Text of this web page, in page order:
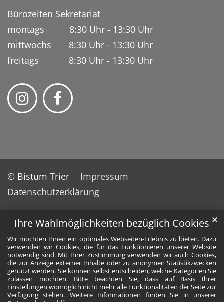
Ihre Wahlmöglichkeiten bezüglich Cookies
Wir möchten Ihnen ein optimales Webseiten-Erlebnis zu bieten. Dazu
verwenden wir Cookies, die für das Funktionieren unserer Website
notwendig sind. Mit Ihrer Zustimmung verwenden wir auch Cookies,
die zur Anzeige externer Inhalte oder zu anonymen Statistikzwecken
genutzt werden. Sie können selbst entscheiden, welche Kategorien Sie
zulassen möchten. Bitte beachten Sie, dass auf Basis Ihrer
Einstellungen womöglich nicht mehr alle Funktionalitäten der Seite zur
Verfügung stehen. Weitere Informationen finden Sie in unserer
✕
Bürozeiten Sekretariat
montags 8:30 Uhr - 13:30 Uhr
mittwochs 8:30 Uhr - 13:30 Uhr
freitags 8:30 Uhr - 13:30 Uhr
© Bistum Trier
Impressum
Datenschutzerklärung